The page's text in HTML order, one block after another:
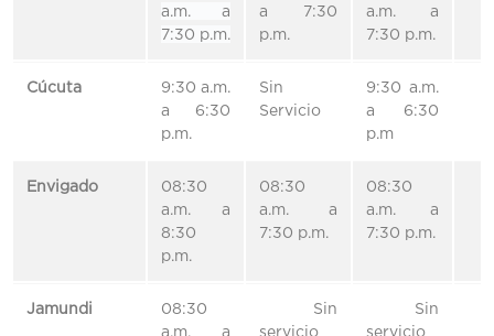
a.m. a
7:30 p.m.
a 7:30
p.m.
a.m. a
7:30 p.m.
Cúcuta
9:30 a.m.
a 6:30
p.m.
Sin
Servicio
9:30 a.m.
a 6:30
p.m
Envigado
08:30
a.m. a
8:30
p.m.
08:30
a.m. a
7:30 p.m.
08:30
a.m. a
7:30 p.m.
Jamundi
08:30
a.m. a
Sin
servicio
Sin
servicio